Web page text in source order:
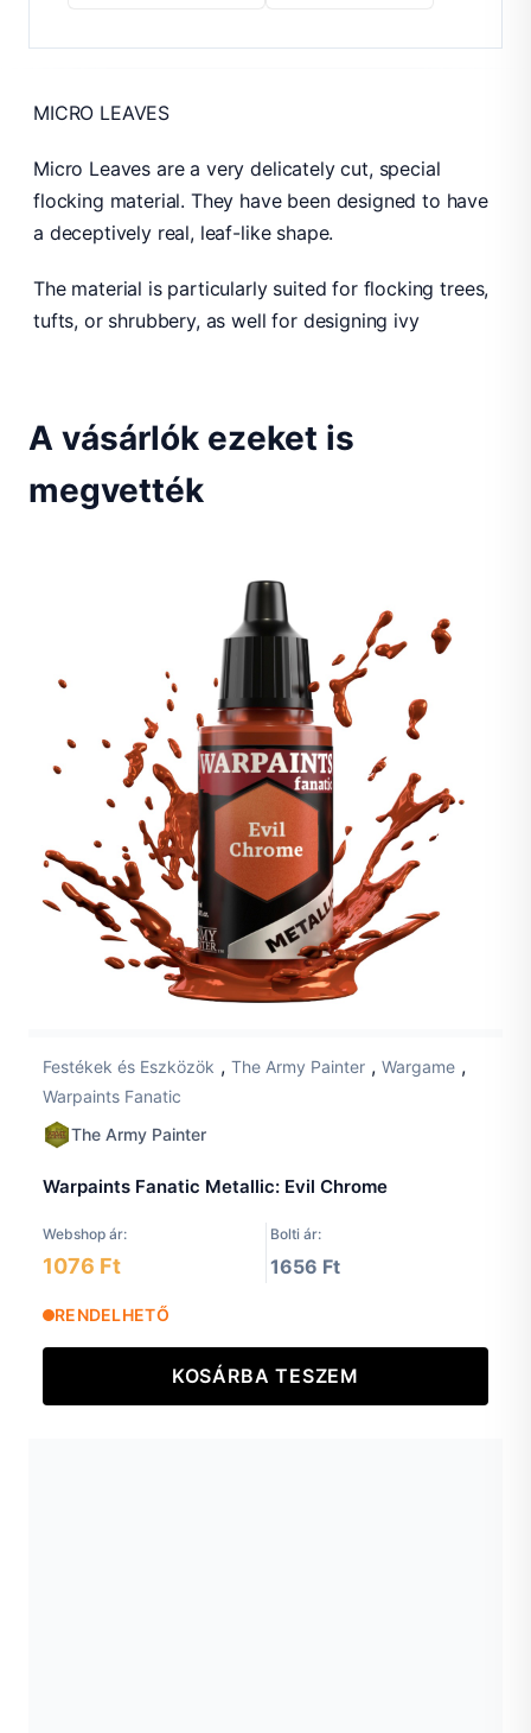
MICRO LEAVES
Micro Leaves are a very delicately cut, special
flocking material. They have been designed to have
a deceptively real, leaf-like shape.
The material is particularly suited for flocking trees,
tufts, or shrubbery, as well for designing ivy
A vásárlók ezeket is
megvették
Festékek és Eszközök , The Army Painter , Wargame ,
Warpaints Fanatic
The Army Painter
Warpaints Fanatic Metallic: Evil Chrome
Webshop ár: Bolti ár:
1076 Ft 1656 Ft
RENDELHETŐ
KOSÁRBA TESZEM